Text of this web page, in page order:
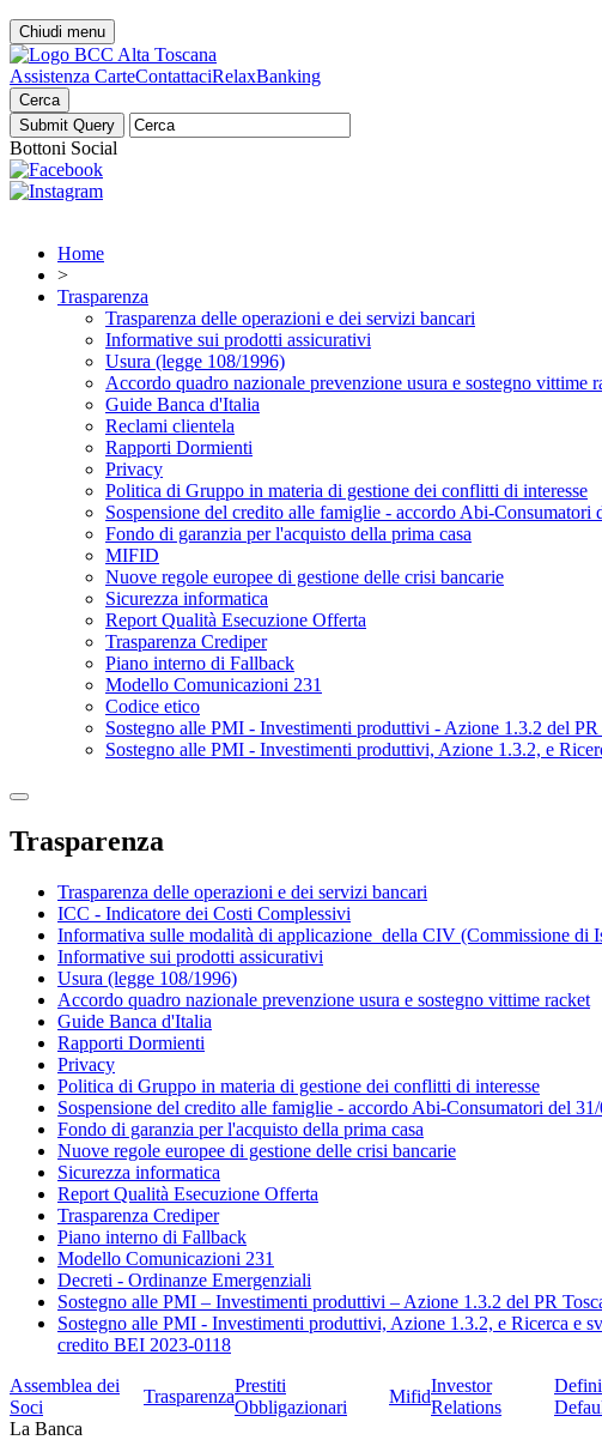
Chiudi menu
Assistenza CarteContattaciRelaxBanking
Cerca
Bottoni Social
Home
>
Trasparenza
Trasparenza delle operazioni e dei servizi bancari
Informative sui prodotti assicurativi
Usura (legge 108/1996)
Accordo quadro nazionale prevenzione usura e sostegno vittime
Guide Banca d'Italia
Reclami clientela
Rapporti Dormienti
Privacy
Politica di Gruppo in materia di gestione dei conflitti di interesse
Sospensione del credito alle famiglie - accordo Abi-Consumatori
Fondo di garanzia per l'acquisto della prima casa
MIFID
Nuove regole europee di gestione delle crisi bancarie
Sicurezza informatica
Report Qualità Esecuzione Offerta
Trasparenza Crediper
Piano interno di Fallback
Modello Comunicazioni 231
Codice etico
Sostegno alle PMI - Investimenti produttivi - Azione 1.3.2 del
Sostegno alle PMI - Investimenti produttivi, Azione 1.3.2, e
Trasparenza
Trasparenza delle operazioni e dei servizi bancari
ICC - Indicatore dei Costi Complessivi
Informativa sulle modalità di applicazione della CIV (Commissione di
Informative sui prodotti assicurativi
Usura (legge 108/1996)
Accordo quadro nazionale prevenzione usura e sostegno vittime racket
Guide Banca d'Italia
Rapporti Dormienti
Privacy
Politica di Gruppo in materia di gestione dei conflitti di interesse
Sospensione del credito alle famiglie - accordo Abi-Consumatori del
Fondo di garanzia per l'acquisto della prima casa
Nuove regole europee di gestione delle crisi bancarie
Sicurezza informatica
Report Qualità Esecuzione Offerta
Trasparenza Crediper
Piano interno di Fallback
Modello Comunicazioni 231
Decreti - Ordinanze Emergenziali
Sostegno alle PMI – Investimenti produttivi – Azione 1.3.2 del PR
Sostegno alle PMI - Investimenti produttivi, Azione 1.3.2, e Ricerca e
credito BEI 2023-0118
Assemblea dei
Soci
Trasparenza
Prestiti
Obbligazionari
Mifid
Investor
Relations
La Banca